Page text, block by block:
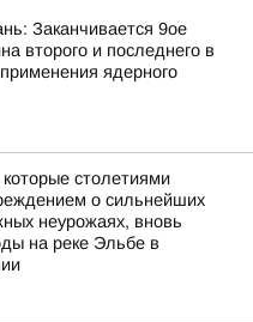
Заканчивается 9ое
второго и последнего в
ядерного
столетиями
о сильнейших
неурожаях, вновь
на реке Эльбе в